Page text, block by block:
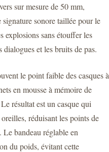
sur mesure de 50 mm,
sonore taillée pour le
explosions sans étouffer les
dialogues et les bruits de pas.
le point faible des casques à
en mousse à mémoire de
résultat est un casque qui
oreilles, réduisant les points de
Le bandeau réglable en
du poids, évitant cette